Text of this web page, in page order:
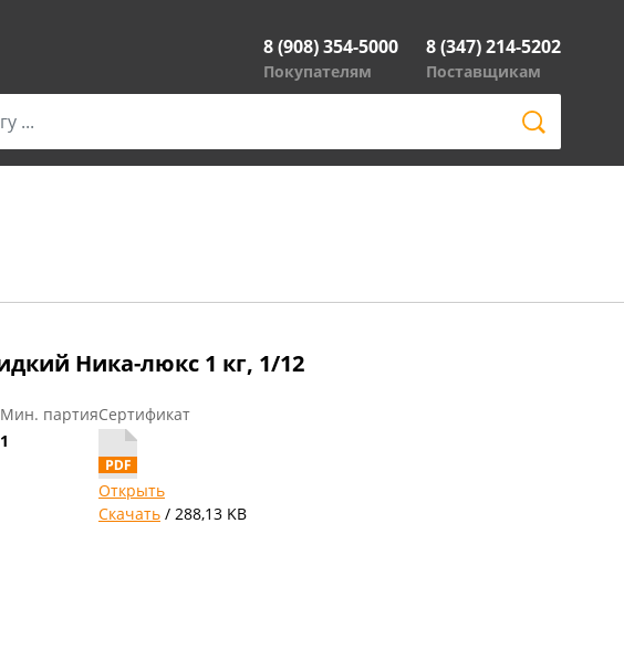
8 (908) 354-5000
Покупателям
8 (347) 214-5202
Поставщикам
Ника-люкс 1 кг, 1/12
Мин. партия
1
Сертификат
Открыть
Скачать/ 288,13 KB